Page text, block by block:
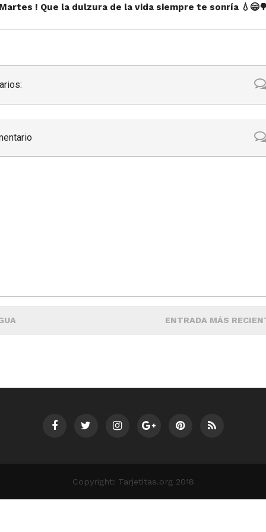
Martes ! Que la dulzura de la vida siempre te sonría
ENTRADA MÁS
Copyright: Tarjetitas.org 2018